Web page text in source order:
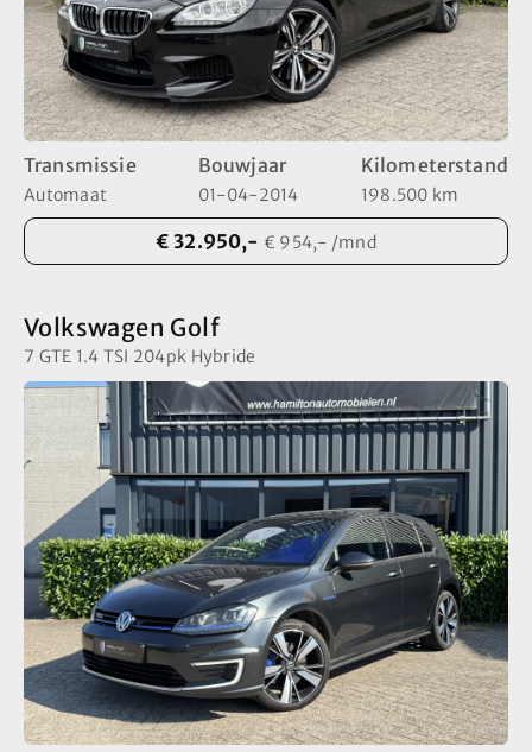
Transmissie
Automaat
Bouwjaar
01-04-2014
Kilometerstand
198.500 km
€ 32.950,- € 954,- /mnd
Volkswagen Golf
7 GTE 1.4 TSI 204pk Hybride